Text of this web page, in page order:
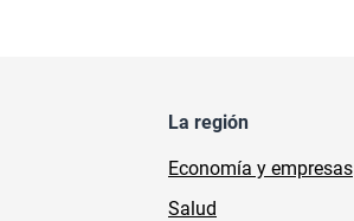
La región
Economía y empresas
Salud